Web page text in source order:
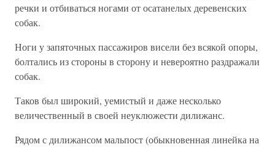
речки и отбиваться ногами от осатанелых деревенских
собак.
Ноги у запяточных пассажиров висели без всякой опоры,
болтались из стороны в сторону и невероятно раздражали
собак.
Таков был широкий, уемистый и даже несколько
величественный в своей неуклюжести дилижанс.
Рядом с дилижансом мальпост (обыкновенная линейка на